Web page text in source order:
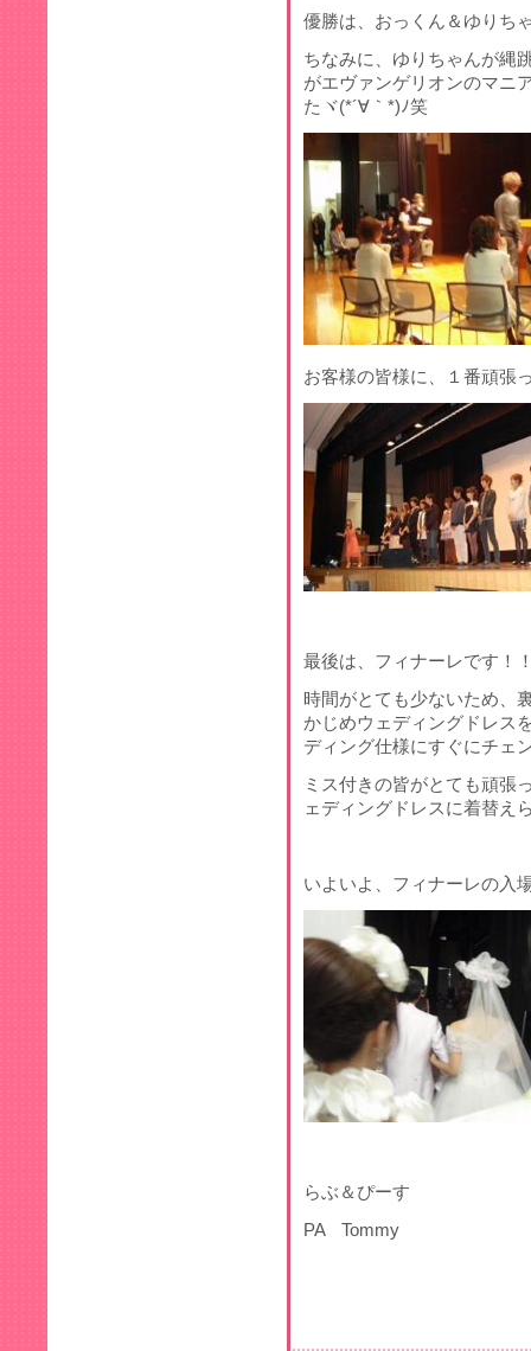
優勝は、おっくん＆ゆりち
ちなみに、ゆりちゃんが縄
がエヴァンゲリオンのマニ
たヾ(*´∀｀*)ﾉ笑
お客様の皆様に、１番頑張
最後は、フィナーレです！
時間がとても少ないため、
かじめウェディングドレス
ディング仕様にすぐにチェ
ミス付きの皆がとても頑張
ェディングドレスに着替え
いよいよ、フィナーレの入
らぶ＆ぴーす
PA Tommy